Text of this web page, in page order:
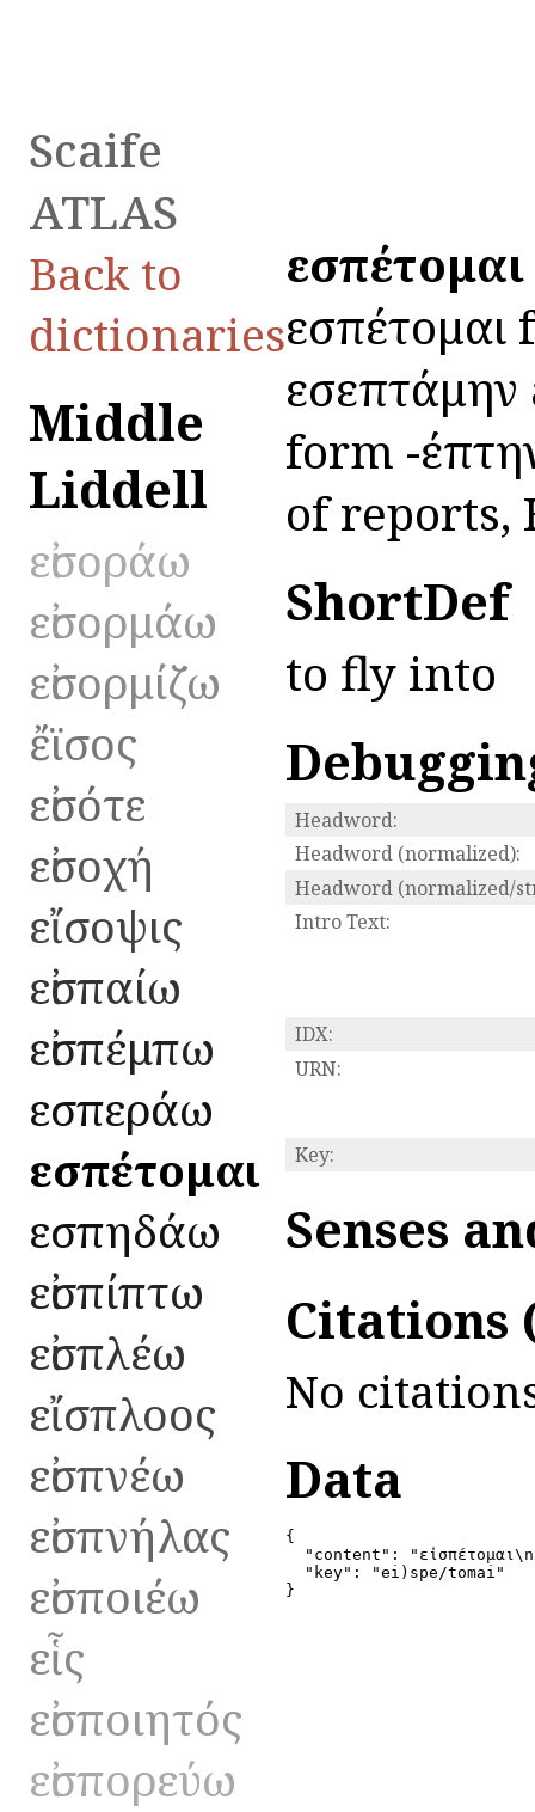
Scaife
ATLAS
Back to
dictionaries
Middle
Liddell
εἰσοράω
εἰσορμάω
εἰσορμίζω
ἔϊσος
εἰσότε
εἰσοχή
εἴσοψις
εἰσπαίω
εἰσπέμπω
εἰσπεράω
εἰσπέτομαι
εἰσπηδάω
εἰσπίπτω
εἰσπλέω
εἴσπλοος
εἰσπνέω
εἰσπνήλας
εἰσποιέω
εἷς
εἰσποιητός
εἰσπορεύω
εἰσπέτομαι
form -
of reports,
ShortDef
to fly into
Headword:
Headword (normalized):
Headword (normalized/
Intro Text:
IDX:
URN:
Key:
Senses
Citations
No
Data
{
"content":
  "key": "ei)spe/tomai"
}